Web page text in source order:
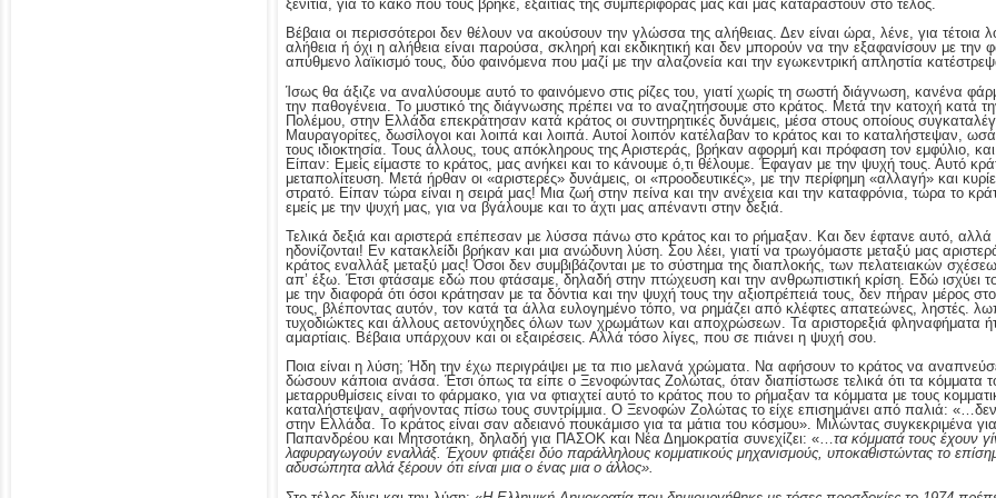
ξενιτιά, για το κακό που τους βρήκε, εξαιτίας της συμπεριφοράς μας και μας καταραστούν στο τέλος.
Βέβαια οι περισσότεροι δεν θέλουν να ακούσουν την γλώσσα της αλήθειας. Δεν είναι ώρα, λένε, για τέτοια
αλήθεια ή όχι η αλήθεια είναι παρούσα, σκληρή και εκδικητική και δεν μπορούν να την εξαφανίσουν με την
απύθμενο λαϊκισμό τους, δύο φαινόμενα που μαζί με την αλαζονεία και την εγωκεντρική απληστία
Ίσως θα άξιζε να αναλύσουμε αυτό το φαινόμενο στις ρίζες του, γιατί χωρίς τη σωστή διάγνωση, κανένα
την παθογένεια. Το μυστικό της διάγνωσης πρέπει να το αναζητήσουμε στο κράτος. Μετά την κατοχή κατά
Πολέμου, στην Ελλάδα επεκράτησαν κατά κράτος οι συντηρητικές δυνάμεις, μέσα στους οποίους
Μαυραγορίτες, δωσίλογοι και λοιπά και λοιπά. Αυτοί λοιπόν κατέλαβαν το κράτος και το καταλήστεψαν,
τους ιδιοκτησία. Τους άλλους, τους απόκληρους της Αριστεράς, βρήκαν αφορμή και πρόφαση τον εμφύλιο,
Είπαν: Εμείς είμαστε το κράτος, μας ανήκει και το κάνουμε ό,τι θέλουμε. Έφαγαν με την ψυχή τους. Αυτό
μεταπολίτευση. Μετά ήρθαν οι «αριστερές» δυνάμεις, οι «προοδευτικές», με την περίφημη «αλλαγή» και
στρατό. Είπαν τώρα είναι η σειρά μας! Μια ζωή στην πείνα και την ανέχεια και την καταφρόνια, τώρα το
εμείς με την ψυχή μας, για να βγάλουμε και το άχτι μας απέναντι στην δεξιά.
Τελικά δεξιά και αριστερά επέπεσαν με λύσσα πάνω στο κράτος και το ρήμαξαν. Και δεν έφτανε αυτό, αλλά
ηδονίζονται! Εν κατακλείδι βρήκαν και μια ανώδυνη λύση. Σου λέει, γιατί να τρωγόμαστε μεταξύ μας
κράτος εναλλάξ μεταξύ μας! Όσοι δεν συμβιβάζονται με το σύστημα της διαπλοκής, των πελατειακών
απ’ έξω. Έτσι φτάσαμε εδώ που φτάσαμε, δηλαδή στην πτώχευση και την ανθρωπιστική κρίση. Εδώ ισχύει
με την διαφορά ότι όσοι κράτησαν με τα δόντια και την ψυχή τους την αξιοπρέπειά τους, δεν πήραν μέρος
τους, βλέποντας αυτόν, τον κατά τα άλλα ευλογημένο τόπο, να ρημάζει από κλέφτες απατεώνες, ληστές.
τυχοδιώκτες και άλλους αετονύχηδες όλων των χρωμάτων και αποχρώσεων. Τα αριστορεξιά φληναφήματα
αμαρτίαις. Βέβαια υπάρχουν και οι εξαιρέσεις. Αλλά τόσο λίγες, που σε πιάνει η ψυχή σου.
Ποια είναι η λύση; Ήδη την έχω περιγράψει με τα πιο μελανά χρώματα. Να αφήσουν το κράτος να
δώσουν κάποια ανάσα. Έτσι όπως τα είπε ο Ξενοφώντας Ζολώτας, όταν διαπίστωσε τελικά ότι τα κόμματα το
μεταρρυθμίσεις είναι το φάρμακο, για να φτιαχτεί αυτό το κράτος που το ρήμαξαν τα κόμματα με τους
καταλήστεψαν, αφήνοντας πίσω τους συντρίμμια. Ο Ξενοφών Ζολώτας το είχε επισημάνει από παλιά: «…δεν
στην Ελλάδα. Το κράτος είναι σαν αδειανό πουκάμισο για τα μάτια του κόσμου». Μιλώντας συγκεκριμένα
Παπανδρέου και Μητσοτάκη, δηλαδή για ΠΑΣΟΚ και Νέα Δημοκρατία συνεχίζει: «…τα κόμματά τους έχουν
λαφυραγωγούν εναλλάξ. Έχουν φτιάξει δύο παράλληλους κομματικούς μηχανισμούς, υποκαθιστώντας το
αδυσώπητα αλλά ξέρουν ότι είναι μια ο ένας μια ο άλλος».